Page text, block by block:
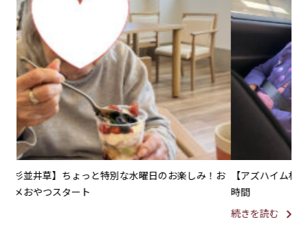
【アズハイム杉並井草】わくわく杉並探検隊！笑顔のお出かけ
時間